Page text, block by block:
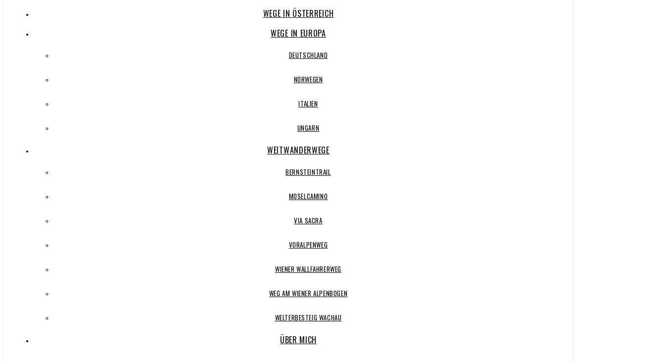
WEGE IN ÖSTERREICH
WEGE IN EUROPA
DEUTSCHLAND
NORWEGEN
ITALIEN
UNGARN
WEITWANDERWEGE
BERNSTEINTRAIL
MOSELCAMINO
VIA SACRA
VORALPENWEG
WIENER WALLFAHRERWEG
WEG AM WIENER ALPENBOGEN
WELTERBESTEIG WACHAU
ÜBER MICH